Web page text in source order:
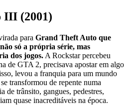
III (2001)
para Grand Theft Auto que
só a própria série, mas
dos jogos. A Rockstar percebeu
de GTA 2, precisava apostar em algo
levou a franquia para um mundo
transformou de repente numa
de trânsito, gangues, pedestres,
quase inacreditáveis na época.